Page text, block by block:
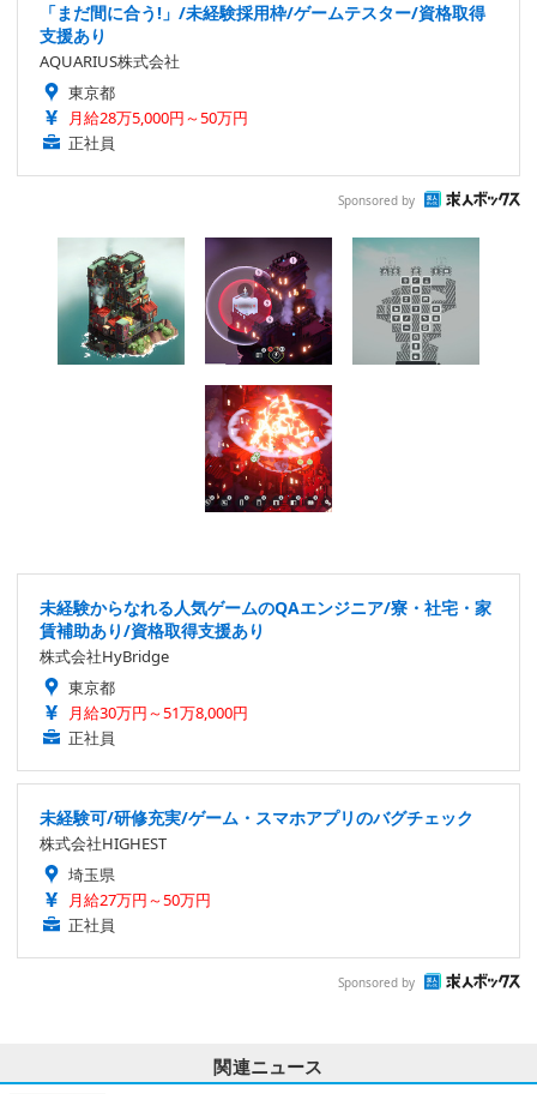
「まだ間に合う!」/未経験採用枠/ゲームテスター/資格取得
支援あり
AQUARIUS株式会社
東京都
月給28万5,000円～50万円
正社員
Sponsored by
未経験からなれる人気ゲームのQAエンジニア/寮・社宅・家
賃補助あり/資格取得支援あり
株式会社HyBridge
東京都
月給30万円～51万8,000円
正社員
未経験可/研修充実/ゲーム・スマホアプリのバグチェック
株式会社HIGHEST
埼玉県
月給27万円～50万円
正社員
Sponsored by
関連ニュース